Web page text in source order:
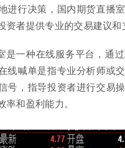
进行决策，国内期货直播
资者提供专业的交易建议和
是一种在线服务平台，通
线喊单是指专业分析师或
号，指导投资者进行交易
和盈利能力。